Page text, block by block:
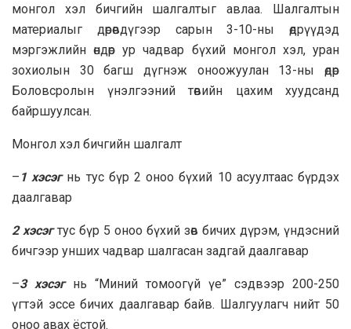
монгол хэл бичгийн шалгалтыг авлаа. Шалгалтын
материалыг дөрөвдүгээр сарын 3-10-ны өдрүүдэд
мэргэжлийн өндөр ур чадвар бүхий монгол хэл, уран
зохиолын 30 багш дүгнэж оноожуулан 13-ны өдөр
Боловсролын үнэлгээний төвийн цахим хуудсанд
байршуулсан.
Монгол хэл бичгийн шалгалт
– 1 хэсэгнь тус бүр 2 оноо бүхий 10 асуултаас бүрдэх
даалгавар
2 хэсэгтус бүр 5 оноо бүхий зөв бичих дүрэм, үндэсний
бичгээр унших чадвар шалгасан задгай даалгавар
–3 хэсэг нь “Миний томоогүй үе” сэдвээр 200-250
үгтэй эссе бичих даалгавар байв. Шалгуулагч нийт 50
оноо авах ёстой.